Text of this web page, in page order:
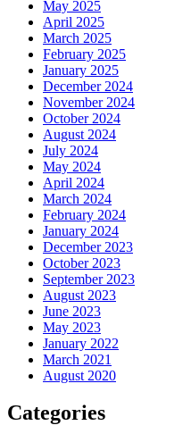
May 2025
April 2025
March 2025
February 2025
January 2025
December 2024
November 2024
October 2024
August 2024
July 2024
May 2024
April 2024
March 2024
February 2024
January 2024
December 2023
October 2023
September 2023
August 2023
June 2023
May 2023
January 2022
March 2021
August 2020
Categories